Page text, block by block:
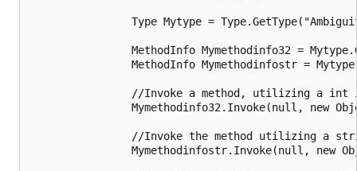
Type Mytype =
MethodInfo Mymethodinfo32 =
MethodInfo Mymethodinfostr =
//Invoke a method, utilizing a int
Mymethodinfo32.Invoke(null, new
//Invoke the method utilizing a
Mymethodinfostr.Invoke(null, new